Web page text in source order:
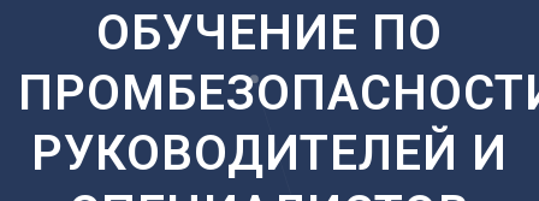
Барнаул
Белгород
Брянск
Владивосток
Владикавказ
Р
Рязань
С
Самара
ОБУЧЕНИЕ ПО
РУКОВОДИТЕЛЕЙ И